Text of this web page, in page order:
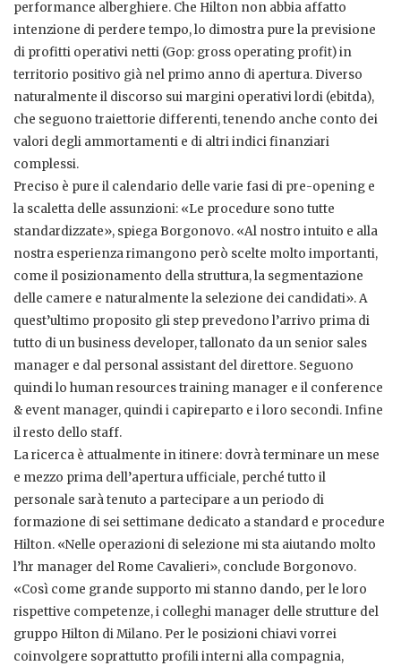
performance alberghiere. Che Hilton non abbia affatto
intenzione di perdere tempo, lo dimostra pure la previsione
di profitti operativi netti (Gop: gross operating profit) in
territorio positivo già nel primo anno di apertura. Diverso
naturalmente il discorso sui margini operativi lordi (ebitda),
che seguono traiettorie differenti, tenendo anche conto dei
valori degli ammortamenti e di altri indici finanziari
complessi.
Preciso è pure il calendario delle varie fasi di pre-opening e
la scaletta delle assunzioni: «Le procedure sono tutte
standardizzate», spiega Borgonovo. «Al nostro intuito e alla
nostra esperienza rimangono però scelte molto importanti,
come il posizionamento della struttura, la segmentazione
delle camere e naturalmente la selezione dei candidati». A
quest’ultimo proposito gli step prevedono l’arrivo prima di
tutto di un business developer, tallonato da un senior sales
manager e dal personal assistant del direttore. Seguono
quindi lo human resources training manager e il conference
& event manager, quindi i capireparto e i loro secondi. Infine
il resto dello staff.
La ricerca è attualmente in itinere: dovrà terminare un mese
e mezzo prima dell’apertura ufficiale, perché tutto il
personale sarà tenuto a partecipare a un periodo di
formazione di sei settimane dedicato a standard e procedure
Hilton. «Nelle operazioni di selezione mi sta aiutando molto
l’hr manager del Rome Cavalieri», conclude Borgonovo.
«Così come grande supporto mi stanno dando, per le loro
rispettive competenze, i colleghi manager delle strutture del
gruppo Hilton di Milano. Per le posizioni chiavi vorrei
coinvolgere soprattutto profili interni alla compagnia,